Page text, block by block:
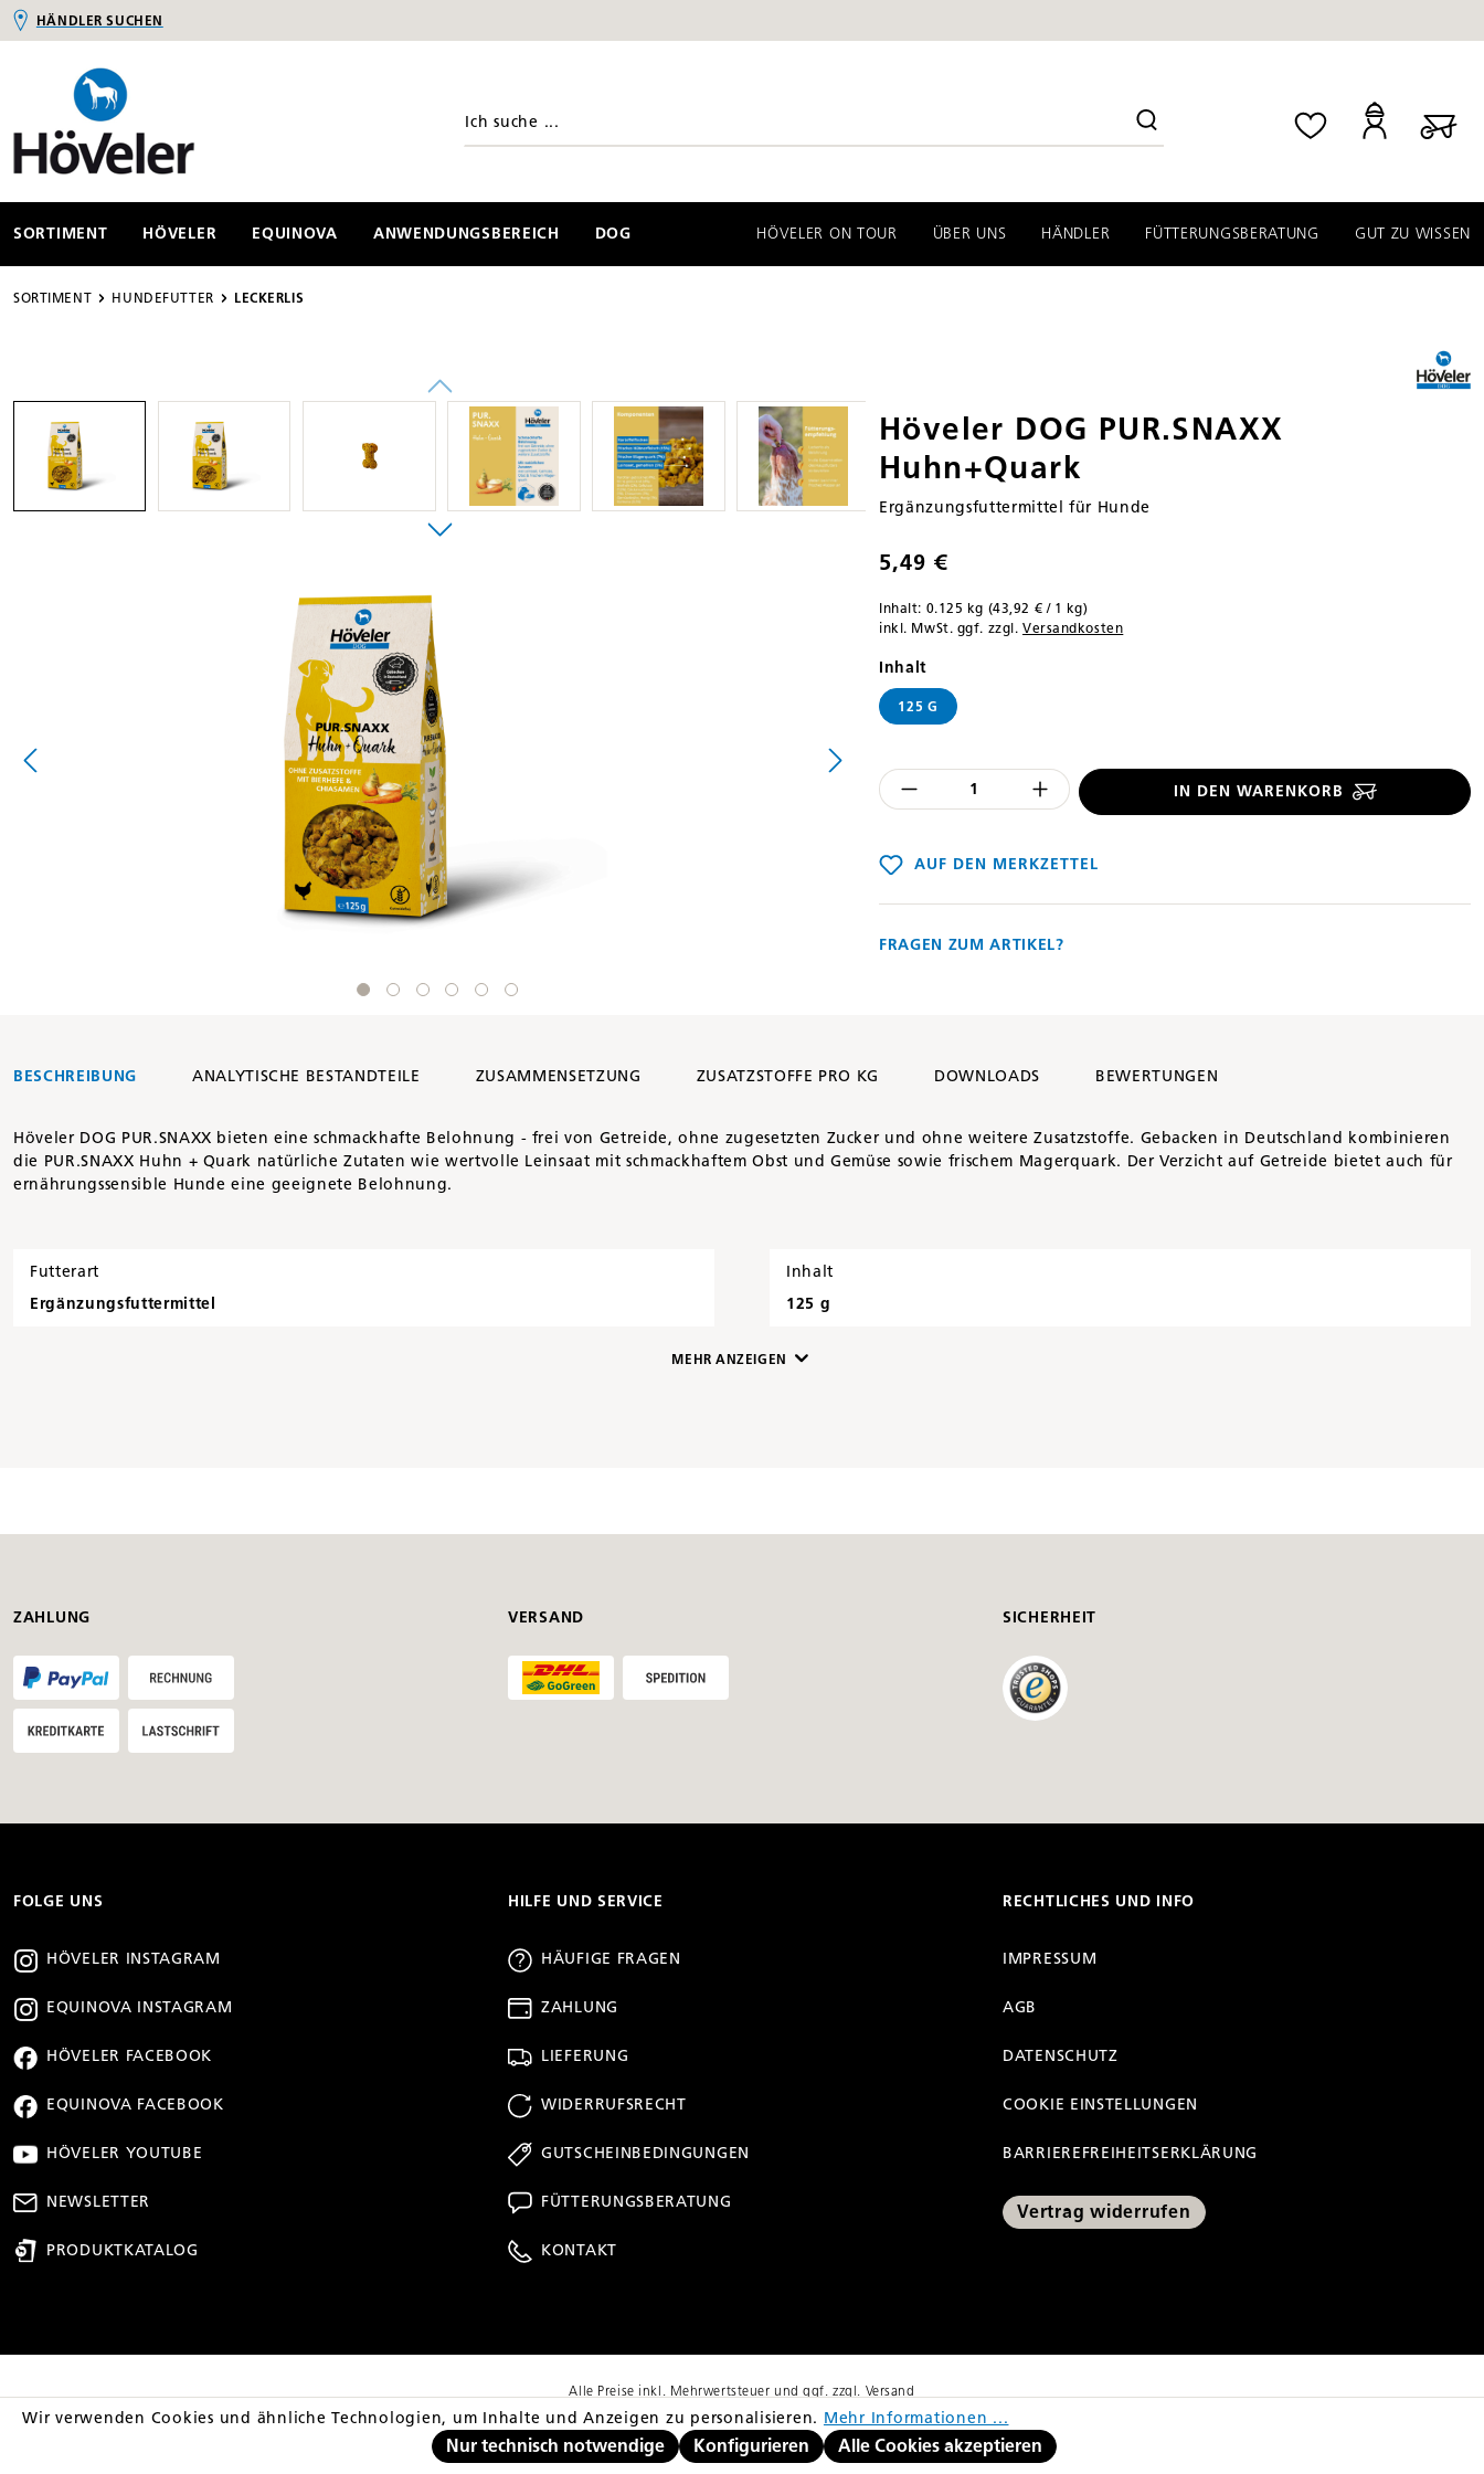
Zur Hauptnavigation springen
HÄNDLER SUCHEN
SORTIMENT HÖVELER EQUINOVA ANWENDUNGSBEREICH DOG HÖVELER ON TOUR ÜBER UNS HÄNDLER FÜTTERUNGSBERATUNG GUT ZU WISSEN
SORTIMENT HUNDEFUTTER LECKERLIS
Höveler DOG PUR.SNAXX
Huhn+Quark
Ergänzungsfuttermittel für Hunde
5,49 €
Inhalt: 0.125 kg (43,92 € / 1 kg)
inkl. MwSt. ggf. zzgl. Versandkosten
Inhaltauswählen
125 G
Produkt Anzahl des Produktes
IN DEN WARENKORB
AUF DEN MERKZETTEL
FRAGEN ZUM ARTIKEL?
BESCHREIBUNG ANALYTISCHE BESTANDTEILE ZUSAMMENSETZUNG ZUSATZSTOFFE PRO KG DOWNLOADS BEWERTUNGEN
Höveler DOG PUR.SNAXX bieten eine schmackhafte Belohnung - frei von Getreide, ohne zugesetzten Zucker und ohne weitere Zusatzstoffe. Gebacken in Deutschland kombinieren
die PUR.SNAXX Huhn + Quark natürliche Zutaten wie wertvolle Leinsaat mit schmackhaftem Obst und Gemüse sowie frischem Magerquark. Der Verzicht auf Getreide bietet auch für
ernährungssensible Hunde eine geeignete Belohnung.
Futterart
Ergänzungsfuttermittel
Inhalt
125 g
MEHR ANZEIGEN
ZAHLUNG VERSAND SICHERHEIT
FOLGE UNS
HÖVELER INSTAGRAM
EQUINOVA INSTAGRAM
HÖVELER FACEBOOK
EQUINOVA FACEBOOK
HÖVELER YOUTUBE
NEWSLETTER
PRODUKTKATALOG
HILFE UND SERVICE
HÄUFIGE FRAGEN
ZAHLUNG
LIEFERUNG
WIDERRUFSRECHT
GUTSCHEINBEDINGUNGEN
FÜTTERUNGSBERATUNG
KONTAKT
RECHTLICHES UND INFO
IMPRESSUM
AGB
DATENSCHUTZ
COOKIE EINSTELLUNGEN
BARRIEREFREIHEITSERKLÄRUNG
Vertrag widerrufen
Alle Preise inkl. Mehrwertsteuer und ggf. zzgl. Versand
** Streichpreis entspricht dem niedrigsten Gesamtpreis innerhalb der letzten 30 Tage vor Anwendung der Preisermäßigung
© Copyright 2026 equovis GmbH
Wir verwenden Cookies und ähnliche Technologien, um Inhalte und Anzeigen zu personalisieren. Mehr Informationen ...
Nur technisch notwendige Konfigurieren Alle Cookies akzeptieren